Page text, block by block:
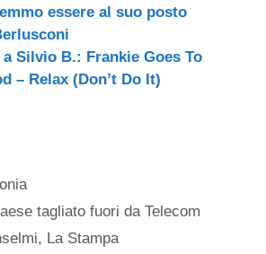
essere al suo posto
a Silvio B.: Frankie Goes To
– Relax (Don’t Do It)
tagliato fuori da Telecom
La Stampa